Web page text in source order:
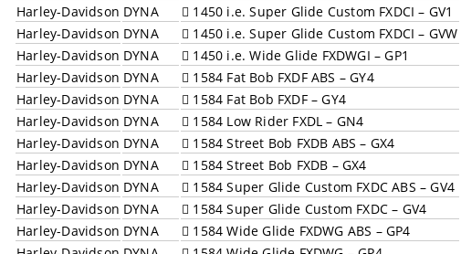
Harley-Davidson DYNA 1450 i.e. Super Glide Custom FXDCI – GV1
Harley-Davidson DYNA 1450 i.e. Super Glide Custom FXDCI – GVW
Harley-Davidson DYNA 1450 i.e. Wide Glide FXDWGI – GP1
Harley-Davidson DYNA 1584 Fat Bob FXDF ABS – GY4
Harley-Davidson DYNA 1584 Fat Bob FXDF – GY4
Harley-Davidson DYNA 1584 Low Rider FXDL – GN4
Harley-Davidson DYNA 1584 Street Bob FXDB ABS – GX4
Harley-Davidson DYNA 1584 Street Bob FXDB – GX4
Harley-Davidson DYNA 1584 Super Glide Custom FXDC ABS – GV4
Harley-Davidson DYNA 1584 Super Glide Custom FXDC – GV4
Harley-Davidson DYNA 1584 Wide Glide FXDWG ABS – GP4